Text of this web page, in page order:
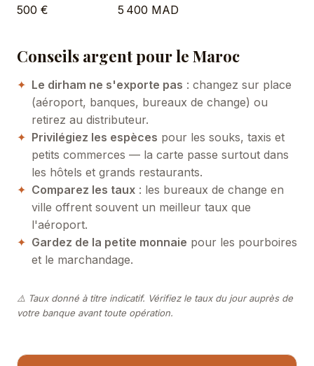
500 €
5 400 MAD
Conseils argent pour le Maroc
Le dirham ne s'exporte pas : changez sur place
(aéroport, banques, bureaux de change) ou
retirez au distributeur.
Privilégiez les espèces pour les souks, taxis et
petits commerces — la carte passe surtout dans
les hôtels et grands restaurants.
Comparez les taux: les bureaux de change en
ville offrent souvent un meilleur taux que
l'aéroport.
Gardez de la petite monnaie pour les pourboires
et le marchandage.
⚠️ Taux donné à titre indicatif. Vérifiez le taux du jour auprès de
votre banque avant toute opération.